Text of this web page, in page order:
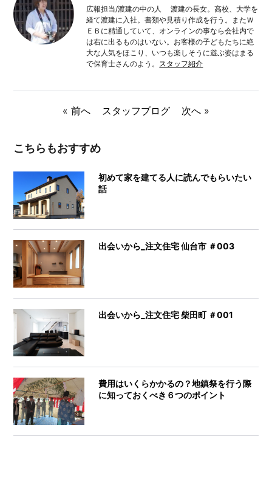
広報担当/渡建の中の人 渡建の長女。高校、大学を
経て渡建に入社。書類や見積り作成を行う。またＷ
ＥＢに精通していて、オンラインの事なら会社内で
は右に出るものはいない。お客様の子どもたちに絶
大な人気をほこり、いつも楽しそうに遊ぶ姿はまる
で保育士さんのよう。 スタッフ紹介
« 前へ スタッフブログ 次へ »
こちらもおすすめ
初めて家を建てる人に読んでもらいたい
話
出会いから_注文住宅 仙台市 ＃003
出会いから_注文住宅 柴田町 ＃001
費用はいくらかかるの？地鎮祭を行う際
に知っておくべき６つのポイント